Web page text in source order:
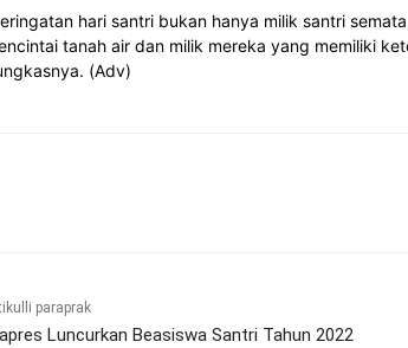
hari santri bukan hanya milik santri
tanah air dan milik mereka yang memiliki
(Adv)
paraprak
Luncurkan Beasiswa Santri Tahun 2022